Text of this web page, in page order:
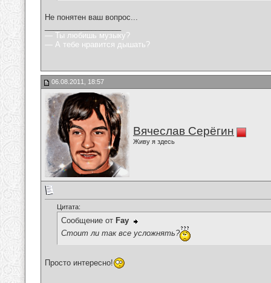
Не понятен ваш вопрос...
— Ты любишь музыку?
— А тебе нравится дышать?
06.08.2011, 18:57
Вячеслав Серёгин
Живу я здесь
Цитата:
Сообщение от Fay
Стоит ли так все усложнять?
Просто интересно!